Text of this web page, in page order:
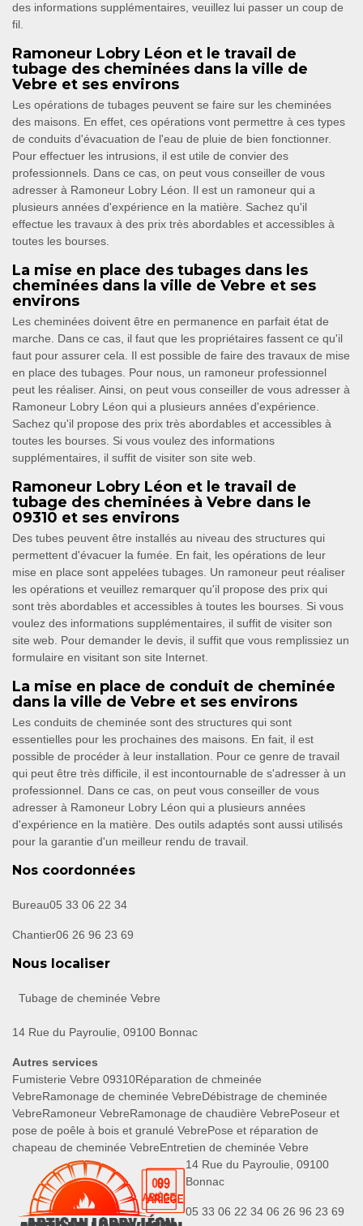
des informations supplémentaires, veuillez lui passer un coup de
fil.
Ramoneur Lobry Léon et le travail de
tubage des cheminées dans la ville de
Vebre et ses environs
Les opérations de tubages peuvent se faire sur les cheminées
des maisons. En effet, ces opérations vont permettre à ces types
de conduits d'évacuation de l'eau de pluie de bien fonctionner.
Pour effectuer les intrusions, il est utile de convier des
professionnels. Dans ce cas, on peut vous conseiller de vous
adresser à Ramoneur Lobry Léon. Il est un ramoneur qui a
plusieurs années d'expérience en la matière. Sachez qu'il
effectue les travaux à des prix très abordables et accessibles à
toutes les bourses.
La mise en place des tubages dans les
cheminées dans la ville de Vebre et ses
environs
Les cheminées doivent être en permanence en parfait état de
marche. Dans ce cas, il faut que les propriétaires fassent ce qu'il
faut pour assurer cela. Il est possible de faire des travaux de mise
en place des tubages. Pour nous, un ramoneur professionnel
peut les réaliser. Ainsi, on peut vous conseiller de vous adresser à
Ramoneur Lobry Léon qui a plusieurs années d'expérience.
Sachez qu'il propose des prix très abordables et accessibles à
toutes les bourses. Si vous voulez des informations
supplémentaires, il suffit de visiter son site web.
Ramoneur Lobry Léon et le travail de
tubage des cheminées à Vebre dans le
09310 et ses environs
Des tubes peuvent être installés au niveau des structures qui
permettent d'évacuer la fumée. En fait, les opérations de leur
mise en place sont appelées tubages. Un ramoneur peut réaliser
les opérations et veuillez remarquer qu'il propose des prix qui
sont très abordables et accessibles à toutes les bourses. Si vous
voulez des informations supplémentaires, il suffit de visiter son
site web. Pour demander le devis, il suffit que vous remplissiez un
formulaire en visitant son site Internet.
La mise en place de conduit de cheminée
dans la ville de Vebre et ses environs
Les conduits de cheminée sont des structures qui sont
essentielles pour les prochaines des maisons. En fait, il est
possible de procéder à leur installation. Pour ce genre de travail
qui peut être très difficile, il est incontournable de s'adresser à un
professionnel. Dans ce cas, on peut vous conseiller de vous
adresser à Ramoneur Lobry Léon qui a plusieurs années
d'expérience en la matière. Des outils adaptés sont aussi utilisés
pour la garantie d'un meilleur rendu de travail.
Nos coordonnées
Bureau05 33 06 22 34
Chantier06 26 96 23 69
Nous localiser
Tubage de cheminée Vebre
14 Rue du Payroulie, 09100 Bonnac
Autres services
Fumisterie Vebre 09310Réparation de chmeinée
VebreRamonage de cheminée VebreDébistrage de cheminée
VebreRamoneur VebreRamonage de chaudière VebrePoseur et
pose de poêle à bois et granulé VebrePose et réparation de
chapeau de cheminée VebreEntretien de cheminée Vebre
14 Rue du Payroulie, 09100
Bonnac
05 33 06 22 34 06 26 96 23 69